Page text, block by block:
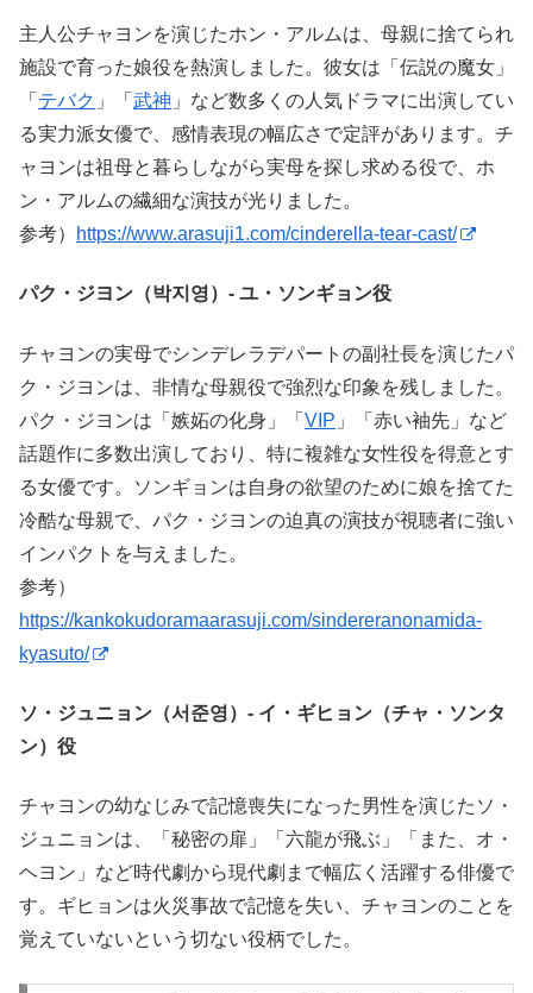
主人公チャヨンを演じたホン・アルムは、母親に捨てられ
施設で育った娘役を熱演しました。彼女は「伝説の魔女」
「 テバク 」「 武神 」など数多くの人気ドラマに出演してい
る実力派女優で、感情表現の幅広さで定評があります。チ
ャヨンは祖母と暮らしながら実母を探し求める役で、ホ
ン・アルムの繊細な演技が光りました。
参考）
https://www.arasuji1.com/cinderella-tear-cast/
パク・ジヨン（박지영）- ユ・ソンギョン役
チャヨンの実母でシンデレラデパートの副社長を演じたパ
ク・ジヨンは、非情な母親役で強烈な印象を残しました。
パク・ジヨンは「嫉妬の化身」「 VIP 」「赤い袖先」など
話題作に多数出演しており、特に複雑な女性役を得意とす
る女優です。ソンギョンは自身の欲望のために娘を捨てた
冷酷な母親で、パク・ジヨンの迫真の演技が視聴者に強い
インパクトを与えました。
参考）
https://kankokudoramaarasuji.com/sindereranonamida-
kyasuto/
ソ・ジュニョン（서준영）- イ・ギヒョン（チャ・ソンタ
ン）役
チャヨンの幼なじみで記憶喪失になった男性を演じたソ・
ジュニョンは、「秘密の扉」「六龍が飛ぶ」「また、オ・
ヘヨン」など時代劇から現代劇まで幅広く活躍する俳優で
す。ギヒョンは火災事故で記憶を失い、チャヨンのことを
覚えていないという切ない役柄でした。